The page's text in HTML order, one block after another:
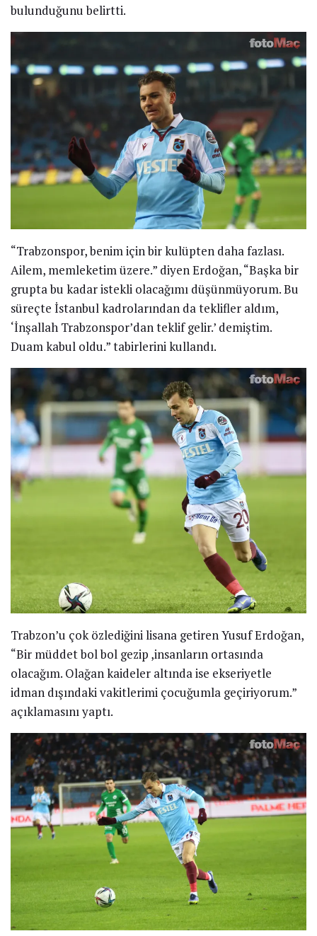
bulunduğunu belirtti.
“Trabzonspor, benim için bir kulüpten daha fazlası.
Ailem, memleketim üzere.” diyen Erdoğan, “Başka bir
grupta bu kadar istekli olacağımı düşünmüyorum. Bu
süreçte İstanbul kadrolarından da teklifler aldım,
‘İnşallah Trabzonspor’dan teklif gelir.’ demiştim.
Duam kabul oldu.” tabirlerini kullandı.
Trabzon’u çok özlediğini lisana getiren Yusuf Erdoğan,
“Bir müddet bol bol gezip ,insanların ortasında
olacağım. Olağan kaideler altında ise ekseriyetle
idman dışındaki vakitlerimi çocuğumla geçiriyorum.”
açıklamasını yaptı.